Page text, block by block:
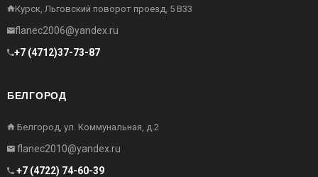
Курск, Льговский поворот проезд, 5 В33
flanec2006@yandex.ru
+7 (4712)37-73-87
БЕЛГОРОД
Белгород, ул. Коммунальная, д.2
flanec2010@yandex.ru
+7 (4722) 74-60-39